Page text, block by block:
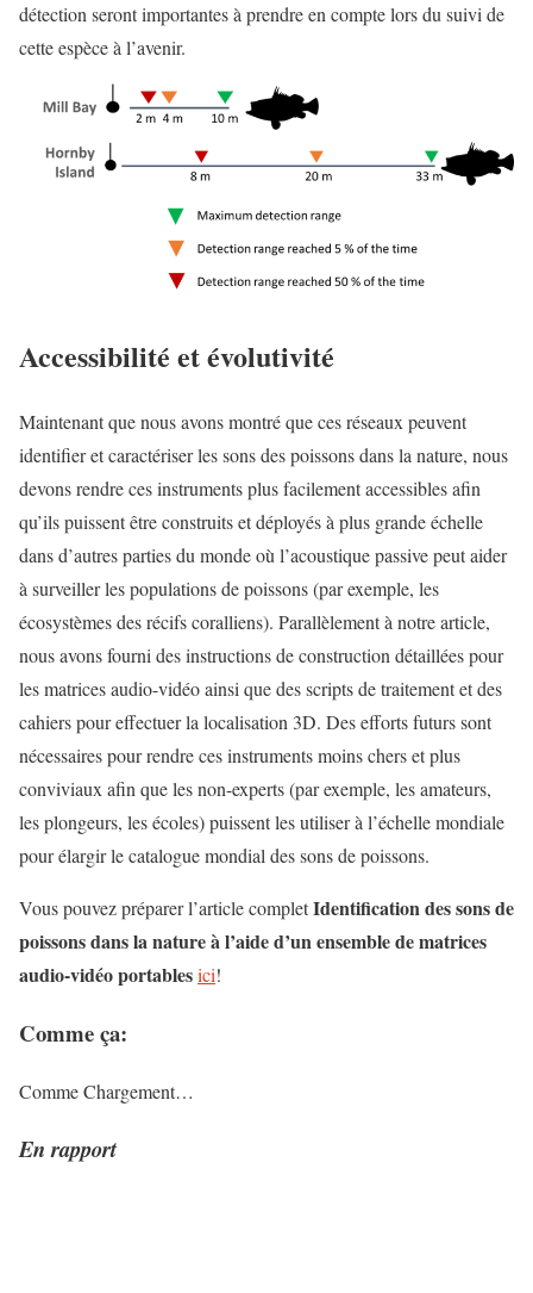
détection seront importantes à prendre en compte lors du suivi de
cette espèce à l’avenir.
Accessibilité et évolutivité
Maintenant que nous avons montré que ces réseaux peuvent
identifier et caractériser les sons des poissons dans la nature, nous
devons rendre ces instruments plus facilement accessibles afin
qu’ils puissent être construits et déployés à plus grande échelle
dans d’autres parties du monde où l’acoustique passive peut aider
à surveiller les populations de poissons (par exemple, les
écosystèmes des récifs coralliens). Parallèlement à notre article,
nous avons fourni des instructions de construction détaillées pour
les matrices audio-vidéo ainsi que des scripts de traitement et des
cahiers pour effectuer la localisation 3D. Des efforts futurs sont
nécessaires pour rendre ces instruments moins chers et plus
conviviaux afin que les non-experts (par exemple, les amateurs,
les plongeurs, les écoles) puissent les utiliser à l’échelle mondiale
pour élargir le catalogue mondial des sons de poissons.
Vous pouvez préparer l’article completIdentification des sons de
poissons dans la nature à l’aide d’un ensemble de matrices
audio-vidéo portablesici!
Comme ça:
CommeChargement…
En rapport